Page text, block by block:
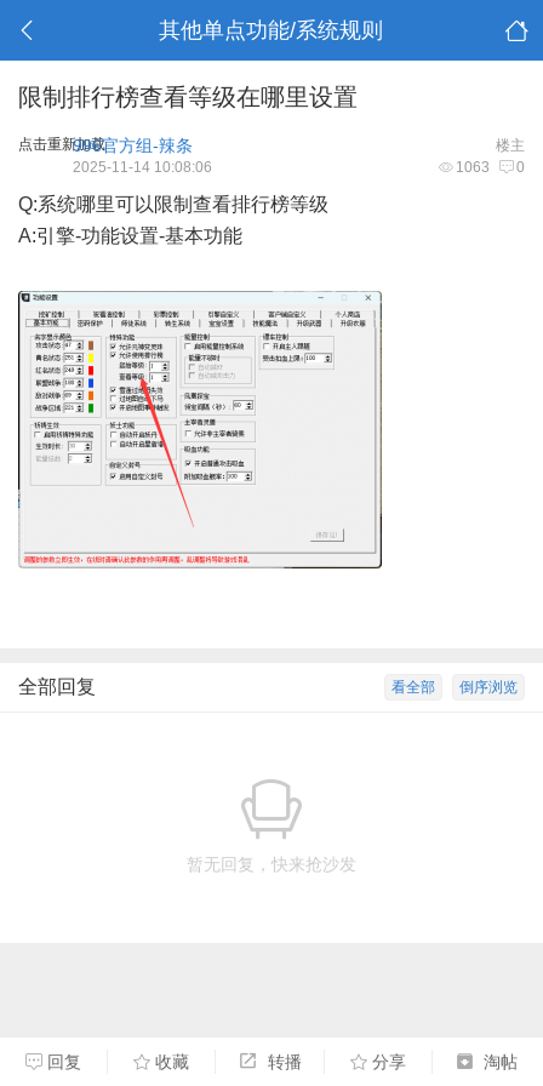
其他单点功能/系统规则
限制排行榜查看等级在哪里设置
点击重新加载 楼主
996官方组-辣条
1063 0
2025-11-14 10:08:06
Q:系统哪里可以限制查看排行榜等级
A:引擎-功能设置-基本功能
倒序浏览
看全部
全部回复
暂无回复，快来抢沙发
回复 收藏 转播 分享 淘帖